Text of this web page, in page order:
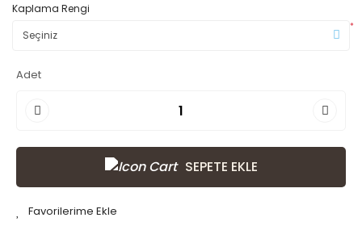
Kaplama Rengi
*
Adet
SEPETE EKLE